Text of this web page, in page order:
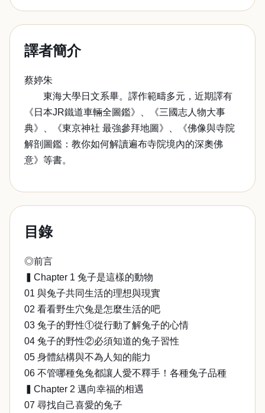
譯者簡介
蔡婷朱
東海大學日文系畢。譯作範疇多元，近期譯有
《日本JR鐵道車輛全圖鑑》、《三國志人物大事
典》、《東京神社 最強參拜地圖》、《佛像與寺院
解剖圖鑑：教你如何解讀遍布寺院境內的深奧佛
意》等書。
目錄
◎前言
▍Chapter 1 兔子是這樣的動物
01 與兔子共同生活的理想與現實
02 看看野生穴兔是怎麼生活的吧
03 兔子的野性①從行動了解兔子的心情
04 兔子的野性②必須知道的兔子習性
05 身體結構與不為人知的能力
06 不管哪種兔兔都讓人愛不釋手！各種兔子品種
▍Chapter 2 邁向幸福的相遇
07 尋找自己喜愛的兔子